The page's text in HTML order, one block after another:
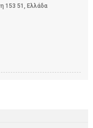
153 51, Ελλάδα